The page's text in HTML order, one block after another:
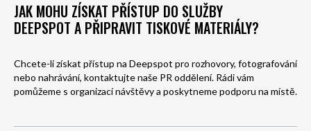
JAK MOHU ZÍSKAT PŘÍSTUP DO SLUŽBY
DEEPSPOT A PŘIPRAVIT TISKOVÉ MATERIÁLY?
Chcete-li získat přístup na Deepspot pro rozhovory, fotografování
nebo nahrávání, kontaktujte naše PR oddělení. Rádi vám
pomůžeme s organizací návštěvy a poskytneme podporu na místě.